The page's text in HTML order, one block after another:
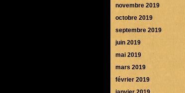
novembre 2019
octobre 2019
septembre 2019
juin 2019
mai 2019
mars 2019
février 2019